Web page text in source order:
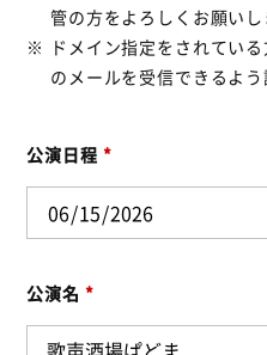
管の方をよろしくお願いし
ドメイン指定をされてい
のメールを受信できるよう
公演日程 *
公演名 *